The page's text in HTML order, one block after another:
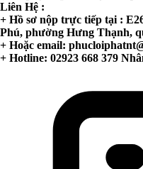
Liên Hệ :
+ Hồ sơ nộp trực tiếp tại :
Phú, phường Hưng Thạnh,
+ Hoặc email:
+ Hotline: 02923 668 379